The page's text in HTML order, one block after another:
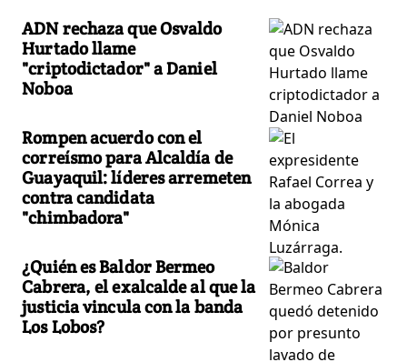
ADN rechaza que Osvaldo
Hurtado llame
"criptodictador" a Daniel
Noboa
Rompen acuerdo con el
correísmo para Alcaldía de
Guayaquil: líderes arremeten
contra candidata
"chimbadora"
¿Quién es Baldor Bermeo
Cabrera, el exalcalde al que la
justicia vincula con la banda
Los Lobos?